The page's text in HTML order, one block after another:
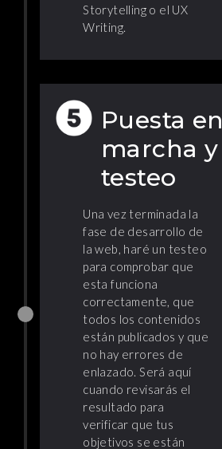
Storytelling o el UX
Writing.
Puesta en
marcha y
testeo
Una vez terminada la
fase de desarrollo de
la web, haré un testeo
para comprobar que
esta funciona
correctamente, que
todos los contenidos
están publicados y que
no hay errores de
enlazado. Será aquí
cuando revisarás el
resultado para
verificar que tus
objetivos se están